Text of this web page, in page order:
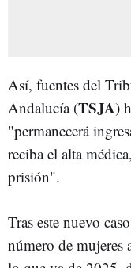
Así, fuentes del
Andalucía (TSJA)
"permanecerá
reciba el alta
prisión".
Tras este nuevo
número de mujeres